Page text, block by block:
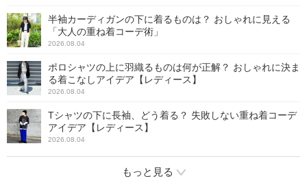
半袖カーディガンの下に着るものは？ おしゃれに見える
「大人の重ね着コーデ術」
2026.08.04
ポロシャツの上に羽織るものは何が正解？ おしゃれに決ま
る着こなしアイデア【レディース】
2026.08.04
Tシャツの下に長袖、どう着る？ 失敗しない重ね着コーデ
アイデア【レディース】
2026.08.04
もっと見る